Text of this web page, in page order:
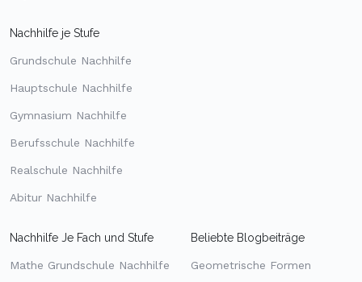
Nachhilfe je Stufe
Grundschule Nachhilfe
Hauptschule Nachhilfe
Gymnasium Nachhilfe
Berufsschule Nachhilfe
Realschule Nachhilfe
Abitur Nachhilfe
Nachhilfe Je Fach und Stufe
Mathe Grundschule Nachhilfe
Beliebte Blogbeiträge
Geometrische Formen